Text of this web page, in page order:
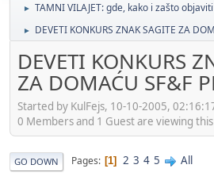
► TAMNI VILAJET: gde, kako i zašto
► DEVETI KONKURS ZNAK SAGITE ZA
DEVETI KONKURS
ZA DOMAĆU SF&F
Started by KulFejs, 10-10-2005,
0 Members and 1 Guest are viewing
GO DOWN Pages 1 2 3 4 5 All